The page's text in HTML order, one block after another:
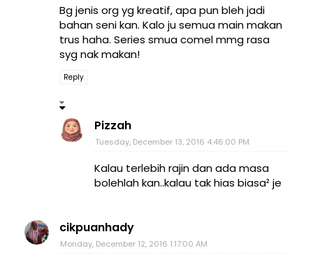
Bg jenis org yg kreatif, apa pun bleh jadi
bahan seni kan. Kalo ju semua main makan
trus haha. Series smua comel mmg rasa
syg nak makan!
Reply
Pizzah
Tuesday, December 13, 2016 4:46:00 PM
Kalau terlebih rajin dan ada masa
bolehlah kan..kalau tak hias biasa² je
cikpuanhady
Monday, December 12, 2016 1:17:00 AM